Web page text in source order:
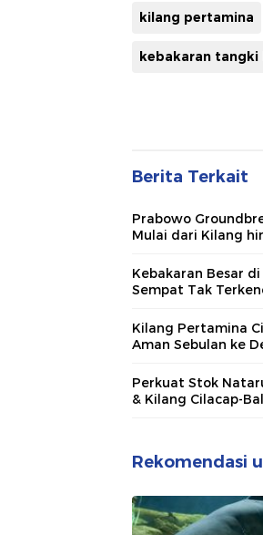
kilang pertamina
kebakaran tangki
Berita Terkait
Prabowo
Mulai dari Kilang
Kebakaran Besar
Sempat Tak
Kilang Pertamina
Aman Sebulan ke
Perkuat Stok
& Kilang Cilacap-
Rekomendasi